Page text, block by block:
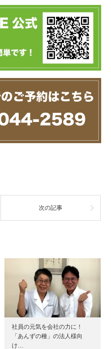
次の記事
社員の元気を会社の力に！
「あんずの種」の法人様向
け…